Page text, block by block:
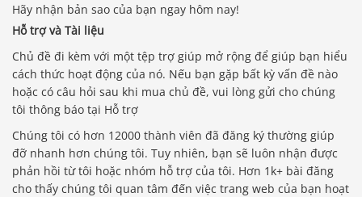
Hãy nhận bản sao của bạn ngay hôm nay!
Hỗ trợ và Tài liệu
Chủ đề đi kèm với một tệp trợ giúp mở rộng để giúp bạn hiểu
cách thức hoạt động của nó. Nếu bạn gặp bất kỳ vấn đề nào
hoặc có câu hỏi sau khi mua chủ đề, vui lòng gửi cho chúng
tôi thông báo tại Hỗ trợ
Chúng tôi có hơn 12000 thành viên đã đăng ký thường giúp
đỡ nhanh hơn chúng tôi. Tuy nhiên, bạn sẽ luôn nhận được
phản hồi từ tôi hoặc nhóm hỗ trợ của tôi. Hơn 1k+ bài đăng
cho thấy chúng tôi quan tâm đến việc trang web của bạn hoạt